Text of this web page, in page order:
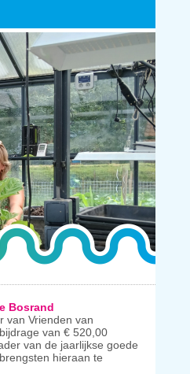
Bosrand
van Vrienden van
van € 520,00
van de jaarlijkse goede
hieraan te